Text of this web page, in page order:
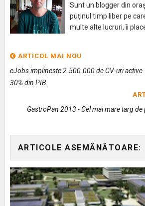
Sunt un blogger din
puținul timp liber pe
multe alte lucruri, îi
ARTICOL MAI NOU
eJobs implineste 2.500.000 de CV-uri
30% din PIB.
GastroPan 2013 - Cel mai mare targ
ARTICOLE ASEMĂNĂTOARE: